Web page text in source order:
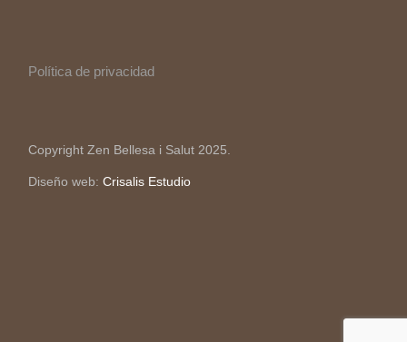
Política de privacidad
Copyright Zen Bellesa i Salut 2025.
Diseño web: Crisalis Estudio